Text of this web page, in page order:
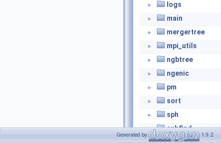
► logs
► main
► mergertree
► mpi_utils
► ngbtree
► ngenic
► pm
► sort
► sph
► subfind
Generated by 1.9.2